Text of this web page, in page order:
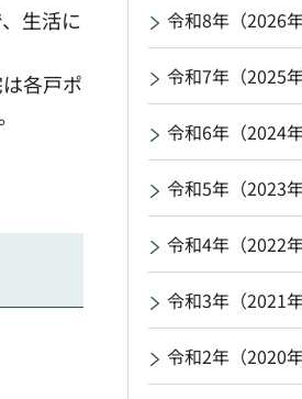
生活に
各戸ポ
令和8年（2026
令和7年（2025
令和6年（2024
令和5年（2023
令和4年（2022
令和3年（2021
令和2年（2020